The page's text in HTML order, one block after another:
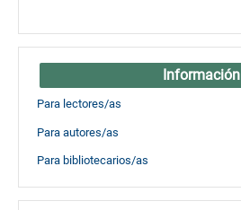
Información
Para lectores/as
Para autores/as
Para bibliotecarios/as